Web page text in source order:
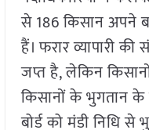
से 186 किसान अपने
हैं। फरार व्यापारी
जप्त है, लेकिन
किसानों के भुगतान के
बोर्ड को मंडी निधि